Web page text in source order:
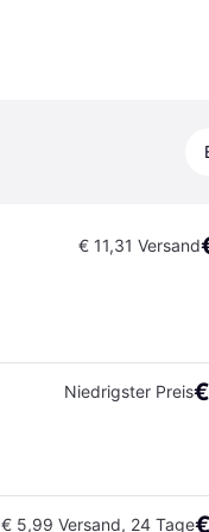
€ 11,31 Versand
Niedrigster Preis
€ 5,99 Versand, 24 Tage